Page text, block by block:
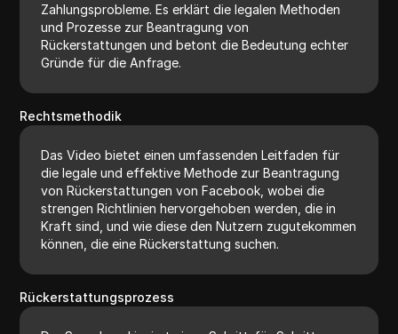
Zahlungsprobleme. Es erklärt die legalen Methoden
und Prozesse zur Beantragung von
Rückerstattungen und betont die Bedeutung echter
Gründe für die Anfrage.
Rechtsmethodik
Das Video bietet einen umfassenden Leitfaden für
die legale und effektive Methode zur Beantragung
von Rückerstattungen von Facebook, wobei die
strengen Richtlinien hervorgehoben werden, die in
Kraft sind, und wie diese den Nutzern zugutekommen
können, die eine Rückerstattung suchen.
Rückerstattungsprozess